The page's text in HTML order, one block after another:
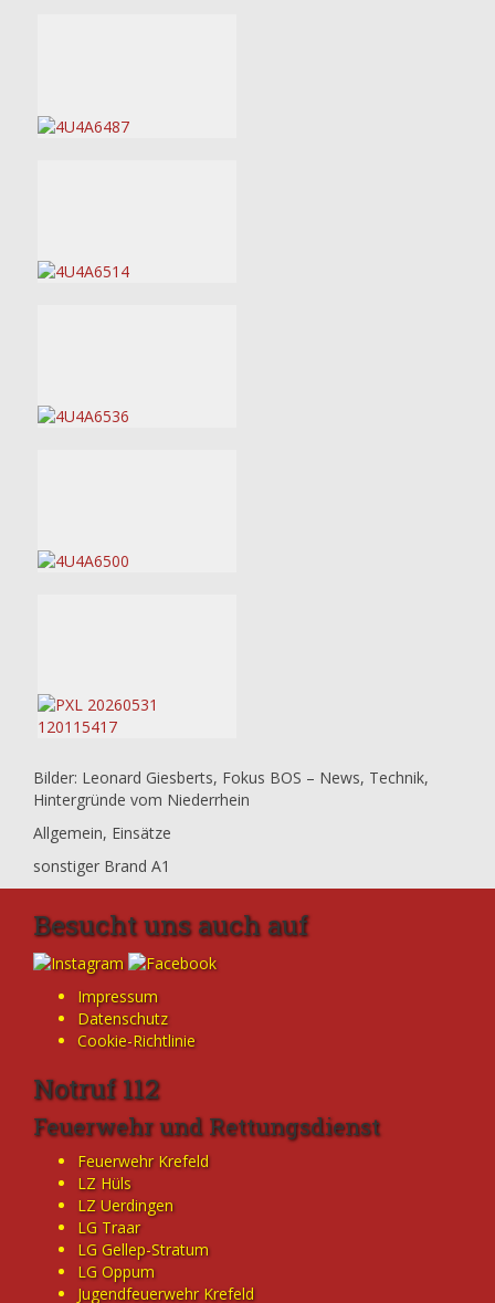
Bilder: Leonard Giesberts, Fokus BOS – News, Technik,
Hintergründe vom Niederrhein
Allgemein, Einsätze
sonstiger Brand A1
Besucht uns auch auf
Impressum
Datenschutz
Cookie-Richtlinie
Notruf 112
Feuerwehr und Rettungsdienst
Feuerwehr Krefeld
LZ Hüls
LZ Uerdingen
LG Traar
LG Gellep-Stratum
LG Oppum
Jugendfeuerwehr Krefeld